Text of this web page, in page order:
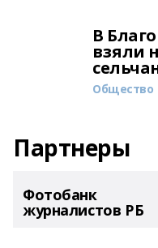
В
взяли
Общество
Партнеры
Фотобанк
журналистов РБ